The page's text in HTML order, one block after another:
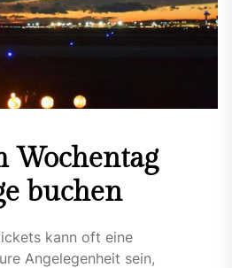
Wochentag
buchen
kann oft eine
Angelegenheit sein,